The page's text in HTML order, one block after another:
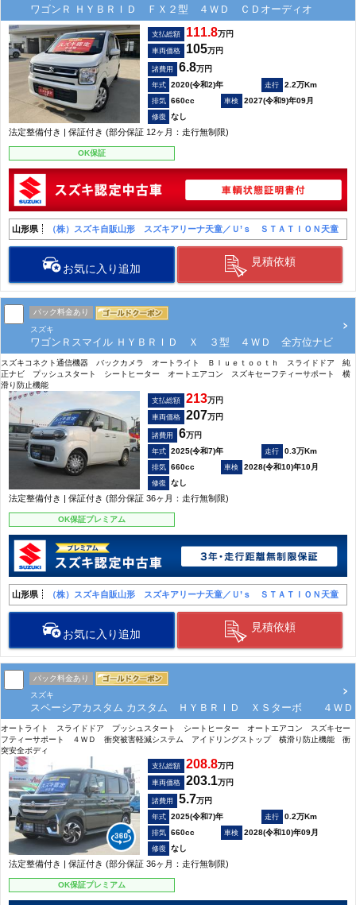
ワゴンＲ ＨＹＢＲＩＤ ＦＸ２型 ４ＷＤ ＣＤオーディオ
支払総額 111.8万円
車両価格 105万円
諸費用 6.8万円
2020(令和2)年
2.2万Km
660cc
2027(令和9)年09月
なし
法定整備付き | 保証付き (部分保証 12ヶ月：走行無制限)
OK保証
山形県 （株）スズキ自販山形 スズキアリーナ天童／Ｕ’ｓ ＳＴＡＴＩＯＮ天童
お気に入り追加
見積依頼
パック料金あり
スズキ
ワゴンＲスマイル ＨＹＢＲＩＤ Ｘ ３型 ４ＷＤ 全方位ナビ
スズキコネクト通信機器 バックカメラ オートライト Ｂｌｕｅｔｏｏｔｈ スライドドア 純
正ナビ プッシュスタート シートヒーター オートエアコン スズキセーフティーサポート 横
滑り防止機能
支払総額 213万円
車両価格 207万円
諸費用 6万円
2025(令和7)年
0.3万Km
660cc
2028(令和10)年10月
なし
法定整備付き | 保証付き (部分保証 36ヶ月：走行無制限)
OK保証プレミアム
山形県 （株）スズキ自販山形 スズキアリーナ天童／Ｕ’ｓ ＳＴＡＴＩＯＮ天童
お気に入り追加
見積依頼
パック料金あり
スズキ
スペーシアカスタム カスタム ＨＹＢＲＩＤ ＸＳターボ ４ＷＤ
オートライト スライドドア プッシュスタート シートヒーター オートエアコン スズキセー
フティーサポート ４ＷＤ 衝突被害軽減システム アイドリングストップ 横滑り防止機能 衝
突安全ボディ
支払総額 208.8万円
車両価格 203.1万円
諸費用 5.7万円
2025(令和7)年
0.2万Km
660cc
2028(令和10)年09月
なし
法定整備付き | 保証付き (部分保証 36ヶ月：走行無制限)
OK保証プレミアム